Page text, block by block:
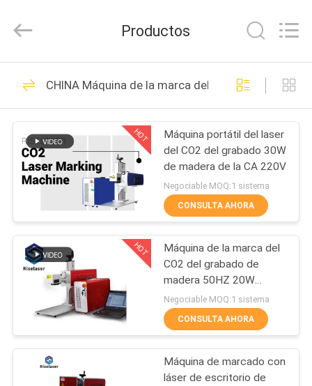
HOGAR
PRODUCTOS
ESPECTÁCULO
DE
REALIDAD
VIRTUAL
SOBRE
NOSOTROS
TOUR
Riselaser
Technology
All
Reserved.
Cortadora del laser
de la fibra del metal
131
cortadora industrial
del laser
11
Productos
CHINA Máquina de la marca del CO2
HOT
Máquina portátil del laser
del CO2 del grabado 30W
de madera de la CA 220V
Negociable MOQ:1 sistema
CONSULTA AHORA
HOT
Máquina de la marca del
CO2 del grabado de
madera 50HZ 20W
EZCAD
Negociable MOQ:1 sistema
CONSULTA AHORA
Máquina de marcado con
láser de escritorio de